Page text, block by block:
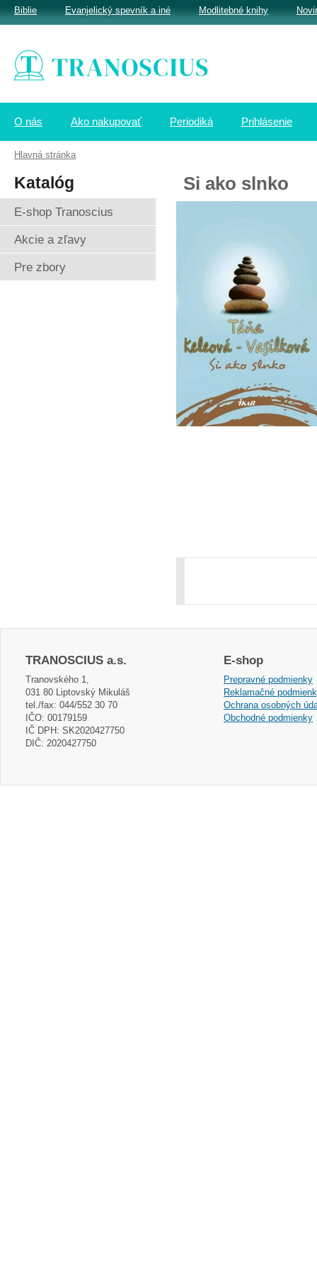
O nás Ako nakupovať Periodiká Prihlásenie
Si ako slnko
Katalóg
E-shop Tranoscius
Akcie a zľavy
Pre zbory
TRANOSCIUS a.s.
Tranovského 1,
031 80 Liptovský Mikuláš
tel./fax: 044/552 30 70
IČO: 00179159
IČ DPH: SK2020427750
DIČ: 2020427750
E-shop
Prepravné podmienky
Reklamačné
Ochrana osobných
Obchodné podmienky
Biblie Evanjelický spevník a iné Modlitebné knihy
Hlavná stránka